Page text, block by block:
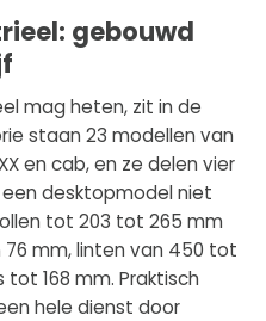
gebouwd
mag heten, zit in de
staan 23 modellen van
en cab, en ze delen vier
een desktopmodel niet
tot 203 tot 265 mm
mm, linten van 450 tot
168 mm. Praktisch
hele dienst door